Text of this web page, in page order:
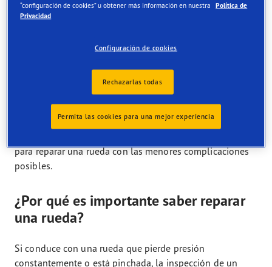
No hay escapatoria: es muy probable que
Siempre puede consultarle a un experto si no confía en
poder arreglarlo por sí solo. Eche un vistazo a
localizador de distribuidorespara encontrar un
especialista de neumáticos en su zona.
para reparar una rueda con las menores complicaciones
posibles.
¿Por qué es importante saber reparar
una rueda?
Si conduce con una rueda que pierde presión
constantemente o está pinchada, la inspección de un
“configuración de cookies” u obtener más información en nuestra
Política de
Privacidad
Configuración de cookies
Rechazarlas todas
Permita las cookies para una mejor experiencia